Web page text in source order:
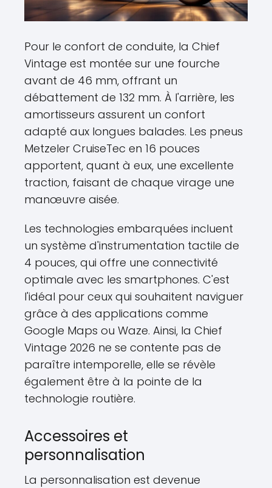
Pour le confort de conduite, la Chief
Vintage est montée sur une fourche
avant de 46 mm, offrant un
débattement de 132 mm. À l'arrière, les
amortisseurs assurent un confort
adapté aux longues balades. Les pneus
Metzeler CruiseTec en 16 pouces
apportent, quant à eux, une excellente
traction, faisant de chaque virage une
manœuvre aisée.
Les technologies embarquées incluent
un système d'instrumentation tactile de
4 pouces, qui offre une connectivité
optimale avec les smartphones. C'est
l'idéal pour ceux qui souhaitent naviguer
grâce à des applications comme
Google Maps ou Waze. Ainsi, la Chief
Vintage 2026 ne se contente pas de
paraître intemporelle, elle se révèle
également être à la pointe de la
technologie routière.
Accessoires et
personnalisation
La personnalisation est devenue